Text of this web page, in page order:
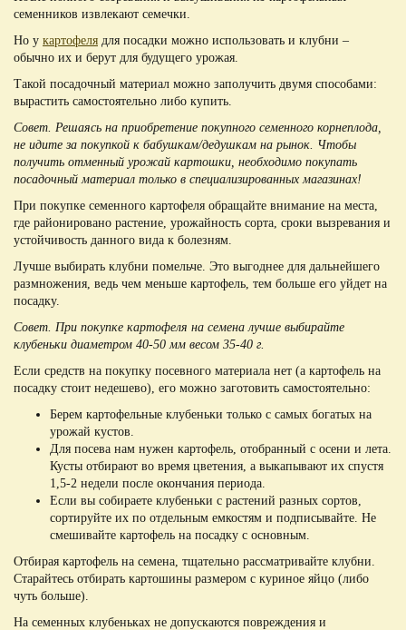
семенников извлекают семечки.
Но у картофеля для посадки можно использовать и клубни –
обычно их и берут для будущего урожая.
Такой посадочный материал можно заполучить двумя способами:
вырастить самостоятельно либо купить.
Совет. Решаясь на приобретение покупного семенного корнеплода,
не идите за покупкой к бабушкам/дедушкам на рынок. Чтобы
получить отменный урожай картошки, необходимо покупать
посадочный материал только в специализированных магазинах!
При покупке семенного картофеля обращайте внимание на места,
где районировано растение, урожайность сорта, сроки вызревания и
устойчивость данного вида к болезням.
Лучше выбирать клубни помельче. Это выгоднее для дальнейшего
размножения, ведь чем меньше картофель, тем больше его уйдет на
посадку.
Совет. При покупке картофеля на семена лучше выбирайте
клубеньки диаметром 40-50 мм весом 35-40 г.
Если средств на покупку посевного материала нет (а картофель на
посадку стоит недешево), его можно заготовить самостоятельно:
Берем картофельные клубеньки только с самых богатых на
урожай кустов.
Для посева нам нужен картофель, отобранный с осени и лета.
Кусты отбирают во время цветения, а выкапывают их спустя
1,5-2 недели после окончания периода.
Если вы собираете клубеньки с растений разных сортов,
сортируйте их по отдельным емкостям и подписывайте. Не
смешивайте картофель на посадку с основным.
Отбирая картофель на семена, тщательно рассматривайте клубни.
Старайтесь отбирать картошины размером с куриное яйцо (либо
чуть больше).
На семенных клубеньках не допускаются повреждения и